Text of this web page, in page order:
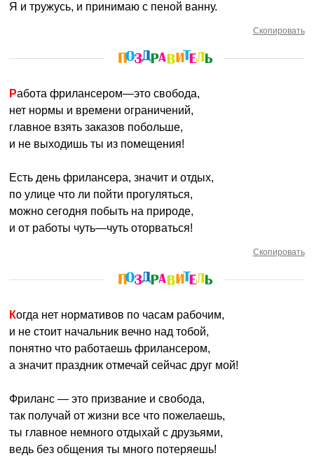
Я и тружусь, и принимаю с пеной ванну.
Скопировать
Работа фрилансером—это свобода,
нет нормы и времени ограничений,
главное взять заказов побольше,
и не выходишь ты из помещения!
Есть день фрилансера, значит и отдых,
по улице что ли пойти прогуляться,
можно сегодня побыть на природе,
и от работы чуть—чуть оторваться!
Скопировать
Когда нет нормативов по часам рабочим,
и не стоит начальник вечно над тобой,
понятно что работаешь фрилансером,
а значит праздник отмечай сейчас друг мой!
Фриланс — это призвание и свобода,
так получай от жизни все что пожелаешь,
ты главное немного отдыхай с друзьями,
ведь без общения ты много потеряешь!